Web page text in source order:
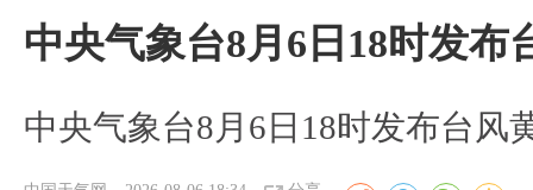
中央气象台8月6日18时发布
中央气象台8月6日18时发布台风